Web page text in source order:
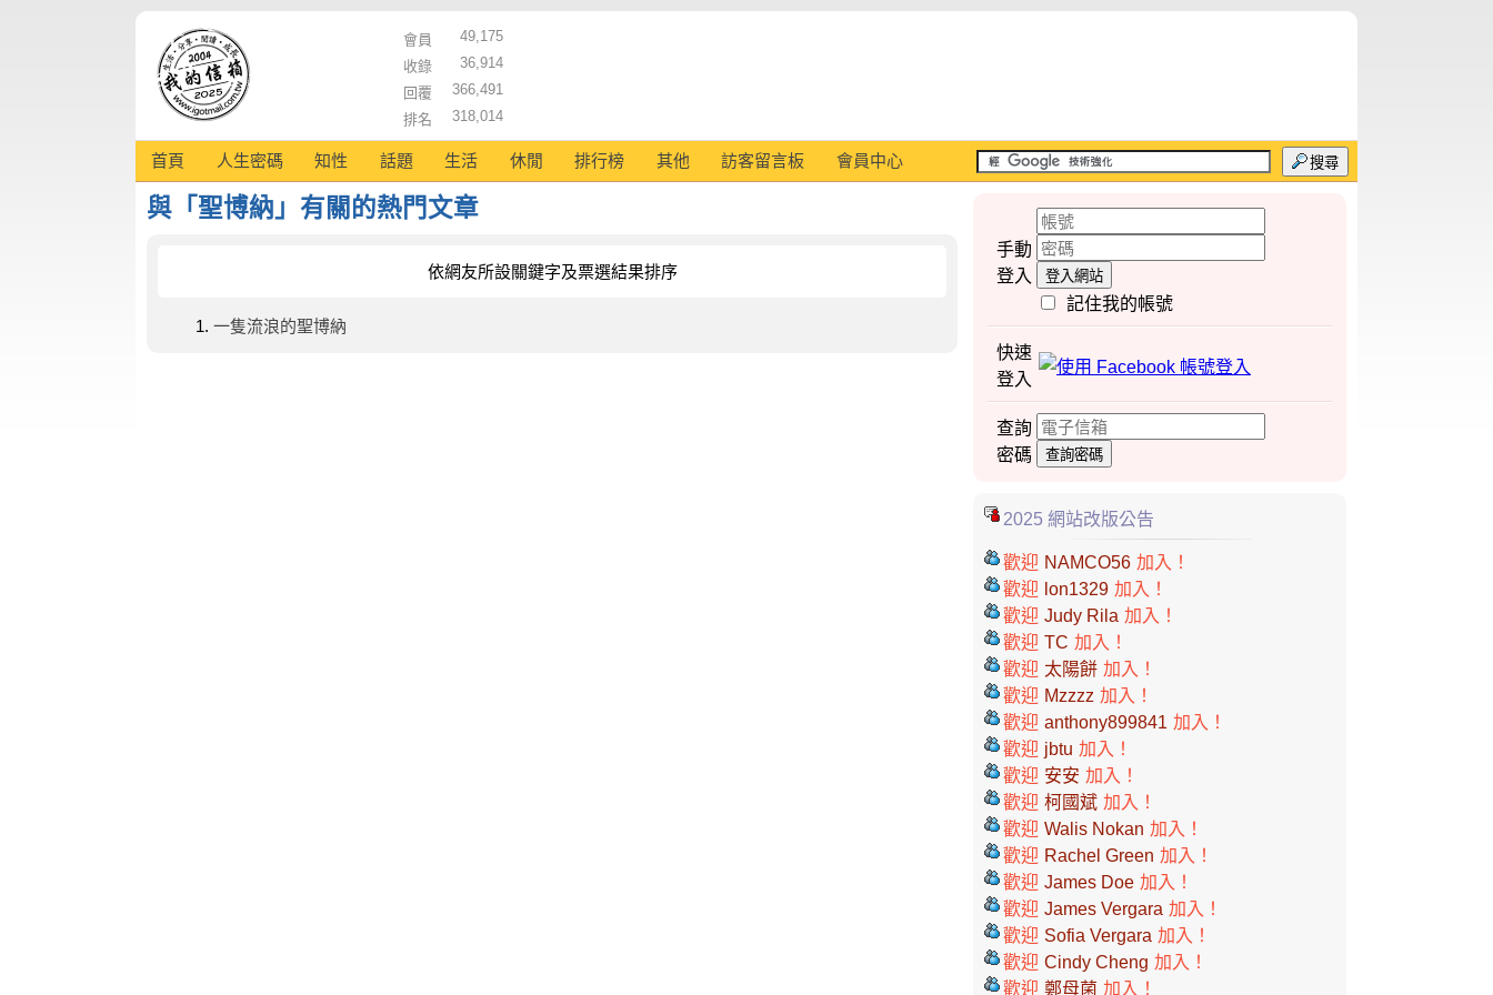
會員
49,175
收錄
36,914
回覆
366,491
排名
318,014
首頁 人生密碼 知性 話題 生活 休閒 排行榜 其他 訪客留言板 會員中心 搜尋
與「聖博納」有關的熱門文章
依網友所設關鍵字及票選結果排序
一隻流浪的聖博納
手動
登入
登入網站
記住我的帳號
快速
登入
查詢
密碼
查詢密碼
2025 網站改版公告
歡迎 NAMCO56 加入！
歡迎 lon1329 加入！
歡迎 Judy Rila 加入！
歡迎 TC 加入！
歡迎 太陽餅 加入！
歡迎 Mzzzz 加入！
歡迎 anthony899841 加入！
歡迎 jbtu 加入！
歡迎 安安 加入！
歡迎 柯國斌 加入！
歡迎 Walis Nokan 加入！
歡迎 Rachel Green 加入！
歡迎 James Doe 加入！
歡迎 James Vergara 加入！
歡迎 Sofia Vergara 加入！
歡迎 Cindy Cheng 加入！
歡迎 鄭母菌 加入！